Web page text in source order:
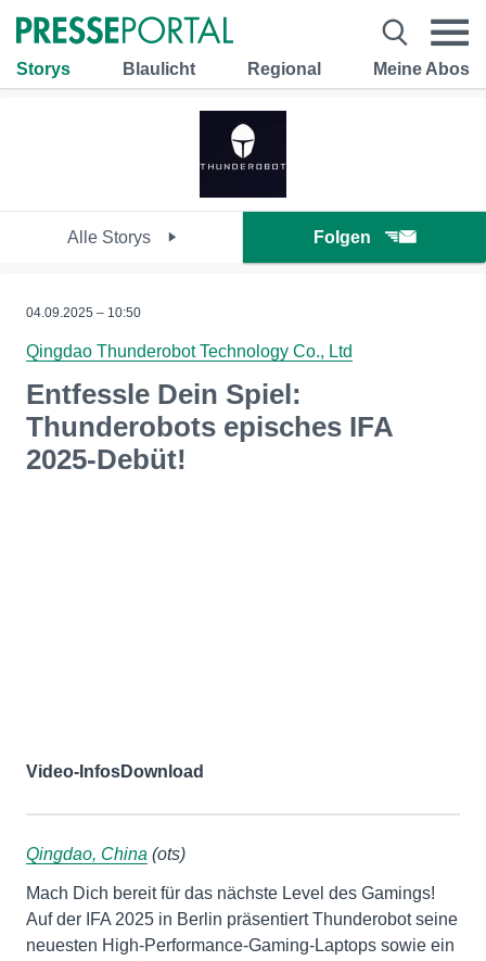
Storys Blaulicht Regional Meine Abos
Alle Storys Folgen
04.09.2025 – 10:50
Qingdao Thunderobot Technology Co., Ltd
Entfessle Dein Spiel:
Thunderobots episches IFA
2025-Debüt!
Video-InfosDownload
Qingdao, China (ots)
Mach Dich bereit für das nächste Level des Gamings!
Auf der IFA 2025 in Berlin präsentiert Thunderobot seine
neuesten High-Performance-Gaming-Laptops sowie ein